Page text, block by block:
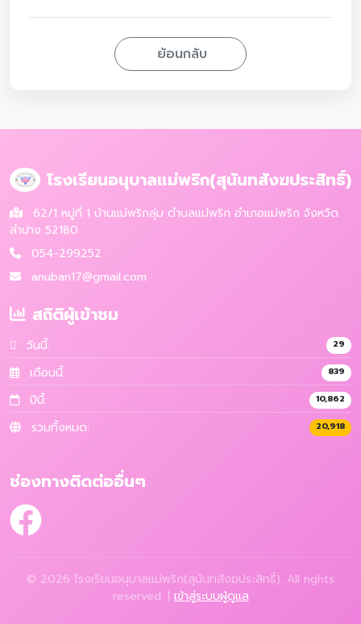
ย้อนกลับ
โรงเรียนอนุบาลแม่พริก(สุนันทสังฆประสิทธิ์)
62/1 หมู่ที่ 1 บ้านแม่พริกลุ่ม ตำบลแม่พริก อำเภอแม่พริก จังหวัด
ลำปาง 52180
054-299252
anuban17@gmail.com
สถิติผู้เข้าชม
วันนี้: 29
เดือนนี้: 839
ปีนี้: 10,862
รวมทั้งหมด: 20,918
ช่องทางติดต่ออื่นๆ
© 2026 โรงเรียนอนุบาลแม่พริก(สุนันทสังฆประสิทธิ์). All rights
reserved. | เข้าสู่ระบบผู้ดูแล